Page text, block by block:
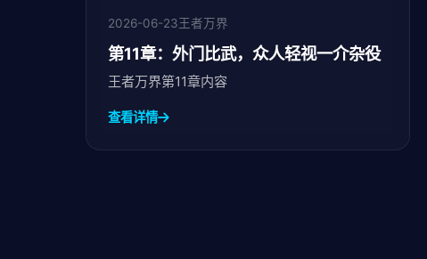
2026-06-23王者万界
第11章：外门比武，众人轻视一介杂役
王者万界第11章内容
查看详情